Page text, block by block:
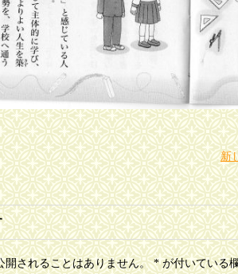
新
開されることはありません。 *が付いている